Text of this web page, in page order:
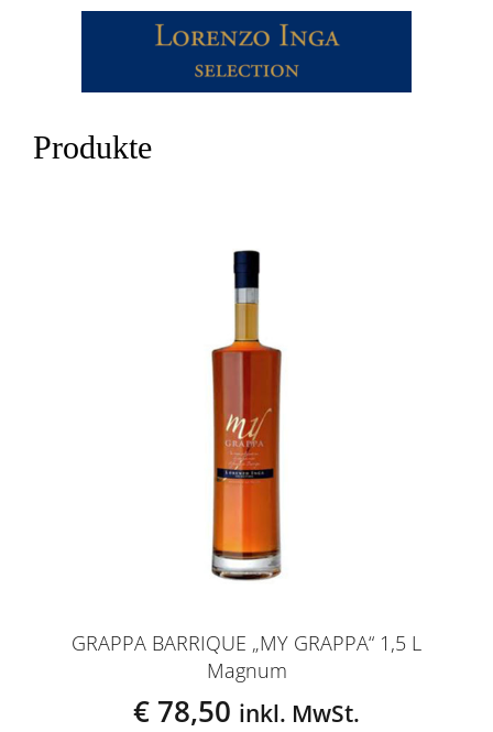
Produkte
GRAPPA BARRIQUE „MY GRAPPA“ 1,5 L
Magnum
€ 78,50 inkl. MwSt.